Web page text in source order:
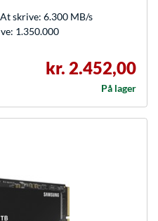
skrive: 6.300 MB/s
1.350.000
kr. 2.452,00
På lager